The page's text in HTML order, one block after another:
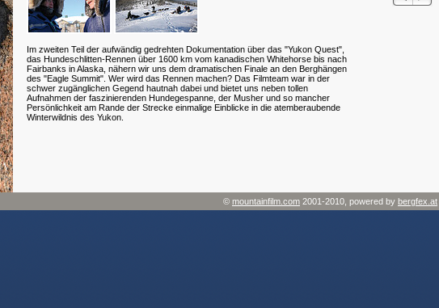
Im zweiten Teil der aufwändig gedrehten Dokumentation über das "Yukon Quest",
das Hundeschlitten-Rennen über 1600 km vom kanadischen Whitehorse bis nach
Fairbanks in Alaska, nähern wir uns dem dramatischen Finale an den Berghängen
des "Eagle Summit". Wer wird das Rennen machen? Das Filmteam war in der
schwer zugänglichen Gegend hautnah dabei und bietet uns neben tollen
Aufnahmen der faszinierenden Hundegespanne, der Musher und so mancher
Persönlichkeit am Rande der Strecke einmalige Einblicke in die atemberaubende
Winterwildnis des Yukon.
© mountainfilm.com 2001-2010, powered by bergfex.at